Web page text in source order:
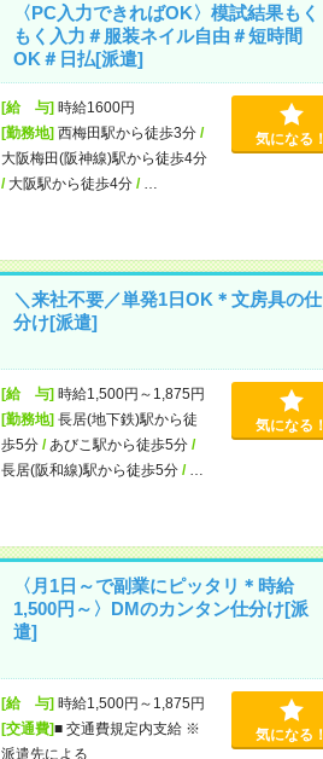
〈PC入力できればOK〉模試結果もく
もく入力＃服装ネイル自由＃短時間
OK＃日払[派遣]
[給 与]時給1600円
[勤務地]西梅田駅から徒歩3分/
大阪梅田(阪神線)駅から徒歩4分
/ 大阪駅から徒歩4分/
気になる！
＼来社不要／単発1日OK＊文房具の仕
分け[派遣]
[給 与]時給1,500円～1,875円
[勤務地]長居(地下鉄)駅から徒
歩5分/ あびこ駅から徒歩5分/
長居(阪和線)駅から徒歩5分/
気になる！
〈月1日～で副業にピッタリ＊時給
1,500円～〉DMのカンタン仕分け[派
遣]
[給 与]時給1,500円～1,875円
[交通費]■ 交通費規定内支給 ※
派遣先による
気になる！